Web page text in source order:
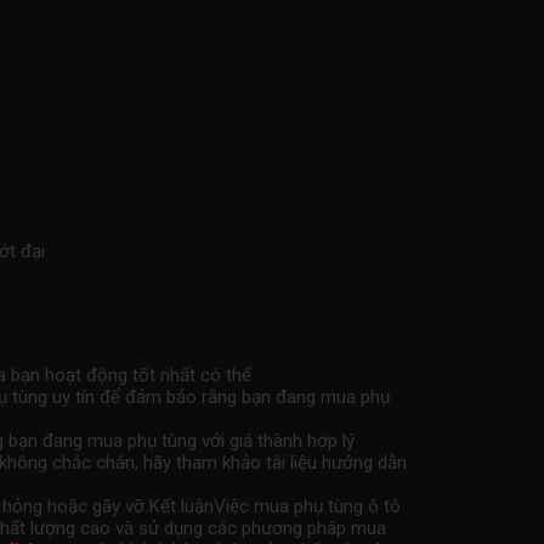
đại
bạn hoạt động tốt nhất có thể.
tùng uy tín để đảm bảo rằng bạn đang mua phụ
đang mua phụ tùng với giá thành hợp lý
chắc chắn, hãy tham khảo tài liệu hướng dẫn
hoặc gãy vỡ.Kết luậnViệc mua phụ tùng ô tô
lượng cao và sử dụng các phương pháp mua